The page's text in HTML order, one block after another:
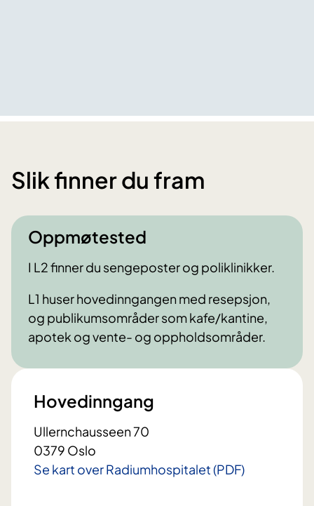
Slik finner du fram
Oppmøtested
I L2 finner du sengeposter og poliklinikker.
L1 huser hovedinngangen med resepsjon,
og publikumsområder som kafe/kantine,
apotek og vente- og oppholdsområder.
Hovedinngang
Ullernchausseen 70
0379 Oslo
Se kart over Radiumhospitalet (PDF)